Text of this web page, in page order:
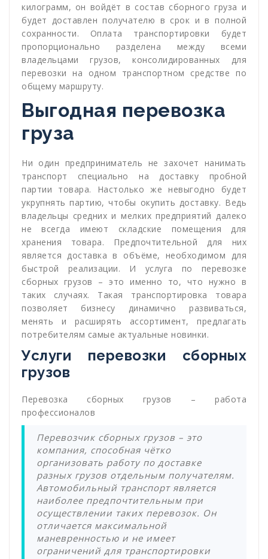
килограмм, он войдёт в состав сборного груза и
будет доставлен получателю в срок и в полной
сохранности. Оплата транспортировки будет
пропорционально разделена между всеми
владельцами грузов, консолидированных для
перевозки на одном транспортном средстве по
общему маршруту.
Выгодная перевозка
груза
Ни один предприниматель не захочет нанимать
транспорт специально на доставку пробной
партии товара. Настолько же невыгодно будет
укрупнять партию, чтобы окупить доставку. Ведь
владельцы средних и мелких предприятий далеко
не всегда имеют складские помещения для
хранения товара. Предпочтительной для них
является доставка в объёме, необходимом для
быстрой реализации. И услуга по перевозке
сборных грузов – это именно то, что нужно в
таких случаях. Такая транспортировка товара
позволяет бизнесу динамично развиваться,
менять и расширять ассортимент, предлагать
потребителям самые актуальные новинки.
Услуги перевозки сборных
грузов
Перевозка сборных грузов – работа
профессионалов
Перевозчик сборных грузов – это
компания, способная чётко
организовать работу по доставке
разных грузов отдельным получателям.
Автомобильный транспорт является
наиболее предпочтительным при
осуществлении таких перевозок. Он
отличается максимальной
маневренностью и не имеет
ограничений для транспортировки